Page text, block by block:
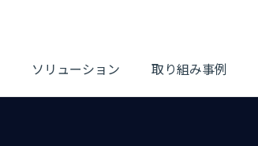
ソリューション 取り組み事例